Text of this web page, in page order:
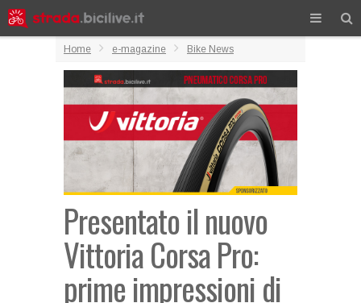
Home e-magazine Bike News
Presentato il nuovo
Vittoria Corsa Pro:
prime impressioni di